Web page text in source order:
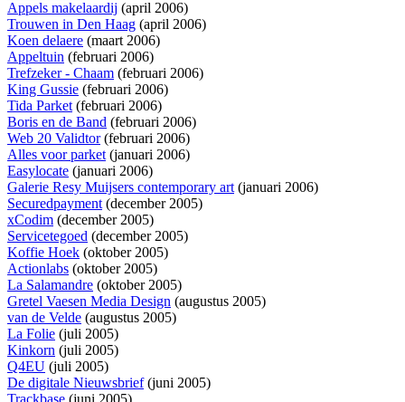
Appels makelaardij (april 2006)
Trouwen in Den Haag (april 2006)
Koen delaere (maart 2006)
Appeltuin (februari 2006)
Trefzeker - Chaam (februari 2006)
King Gussie (februari 2006)
Tida Parket(februari 2006)
Boris en de Band (februari 2006)
Web 20 Validtor(februari 2006)
Alles voor parket(januari 2006)
Easylocate (januari 2006)
Galerie Resy Muijsers contemporary art(januari 2006)
Securedpayment(december 2005)
xCodim (december 2005)
Servicetegoed (december 2005)
Koffie Hoek (oktober 2005)
Actionlabs (oktober 2005)
La Salamandre (oktober 2005)
Gretel Vaesen Media Design (augustus 2005)
van de Velde (augustus 2005)
La Folie (juli 2005)
Kinkorn (juli 2005)
Q4EU (juli 2005)
De digitale Nieuwsbrief(juni 2005)